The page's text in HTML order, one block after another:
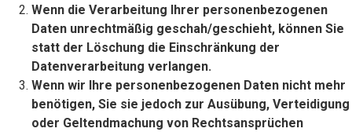
Wenn die Verarbeitung Ihrer personenbezogenen
Daten unrechtmäßig geschah/geschieht, können Sie
statt der Löschung die Einschränkung der
Datenverarbeitung verlangen.
Wenn wir Ihre personenbezogenen Daten nicht mehr
benötigen, Sie sie jedoch zur Ausübung, Verteidigung
oder Geltendmachung von Rechtsansprüchen